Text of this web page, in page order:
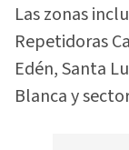
Las zonas
Repetidoras
Edén, Santa
Blanca y